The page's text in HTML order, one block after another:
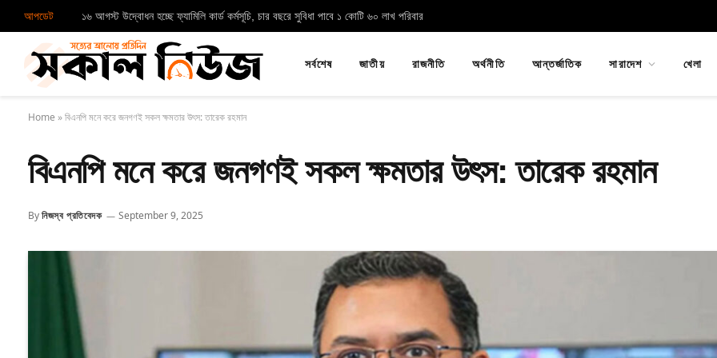
আপডেট ১৬ আগস্ট উদ্বোধন হচ্ছে ফ্যামিলি কার্ড কর্মসূচি, চার বছরে সুবিধা পাবে ১ কোটি ৬০ লাখ পরিবার
সর্বশেষ জাতীয় রাজনীতি অর্থনীতি আন্তর্জাতিক সারাদেশ খেলা
Home »বিএনপি মনে করে জনগণই সকল ক্ষমতার উৎস: তারেক রহমান
বিএনপি মনে করে জনগণই সকল ক্ষমতার উৎস: তারেক রহমান
Byনিজস্ব প্রতিবেদক September 9, 2025